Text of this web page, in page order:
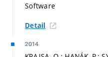
Software
Detail
2014